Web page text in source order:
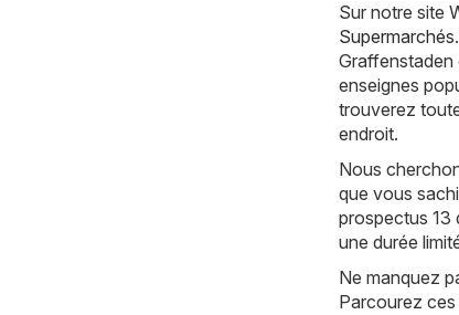
Sur notre site
Supermarchés
Graffenstaden
enseignes
trouverez
endroit.
Nous
que vous
prospectus 13
une durée
Ne manquez
Parcourez